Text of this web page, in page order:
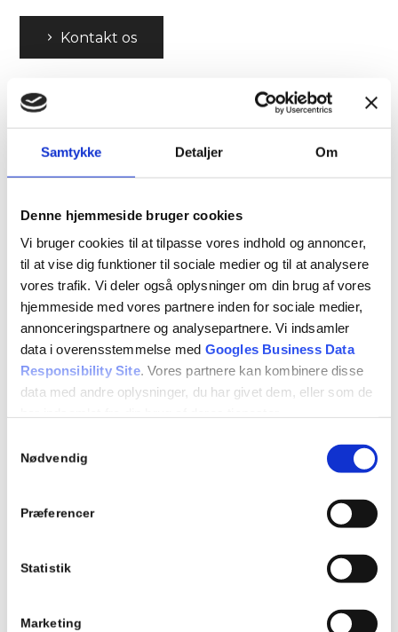
Samtykke Detaljer Om
Denne hjemmeside bruger cookies
Vi bruger cookies til at tilpasse vores indhold og annoncer,
til at vise dig funktioner til sociale medier og til at analysere
vores trafik. Vi deler også oplysninger om din brug af vores
hjemmeside med vores partnere inden for sociale medier,
annonceringspartnere og analysepartnere. Vi indsamler
data i overensstemmelse med Googles Business Data
Responsibility Site. Vores partnere kan kombinere disse
data med andre oplysninger, du har givet dem, eller som de
Se Cookie & Privatlivspolitik
Nødvendig
Præferencer
Statistik
Marketing
Kontakt os